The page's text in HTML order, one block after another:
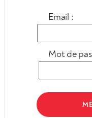
Email :
Mot de